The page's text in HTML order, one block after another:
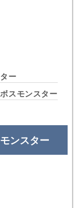
ー
スモンスター
ンスター